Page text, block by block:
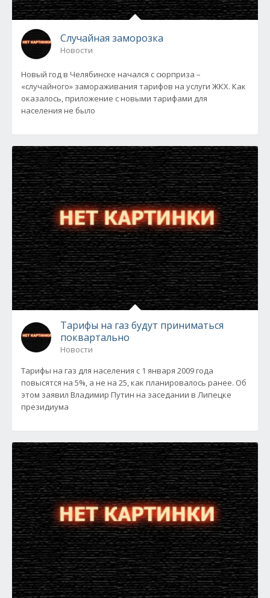
Случайная заморозка
Новости
Новый год в Челябинске начался с сюрприза –
«случайного» замораживания тарифов на услуги ЖКХ. Как
оказалось, приложение с новыми тарифами для
населения не было
Тарифы на газ будут приниматься
поквартально
Новости
Тарифы на газ для населения с 1 января 2009 года
повысятся на 5%, а не на 25, как планировалось ранее. Об
этом заявил Владимир Путин на заседании в Липецке
президиума